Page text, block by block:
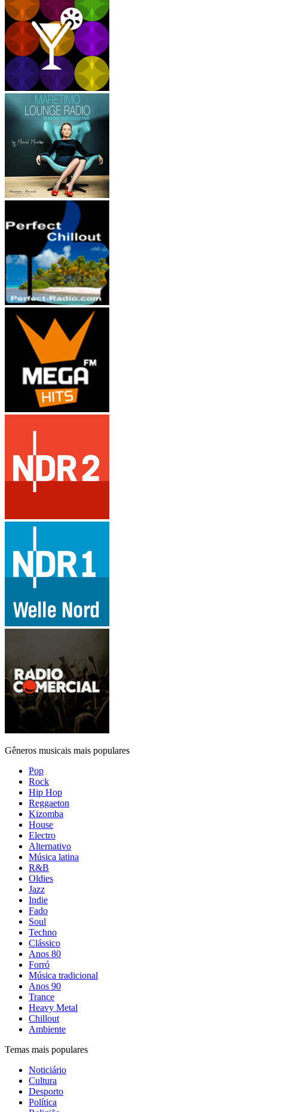
Gêneros musicais mais populares
Pop
Rock
Hip Hop
Reggaeton
Kizomba
House
Electro
Alternativo
Música latina
R&B
Oldies
Jazz
Indie
Fado
Soul
Techno
Clássico
Anos 80
Forró
Música tradicional
Anos 90
Trance
Heavy Metal
Chillout
Ambiente
Temas mais populares
Noticiário
Cultura
Desporto
Política